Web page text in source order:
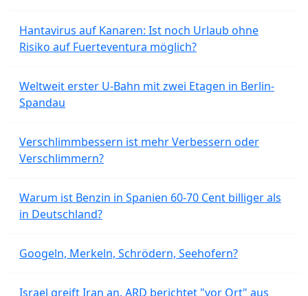
Hantavirus auf Kanaren: Ist noch Urlaub ohne
Risiko auf Fuerteventura möglich?
Weltweit erster U-Bahn mit zwei Etagen in Berlin-
Spandau
Verschlimmbessern ist mehr Verbessern oder
Verschlimmern?
Warum ist Benzin in Spanien 60-70 Cent billiger als
in Deutschland?
Googeln, Merkeln, Schrödern, Seehofern?
Israel greift Iran an. ARD berichtet "vor Ort" aus